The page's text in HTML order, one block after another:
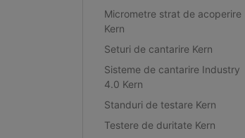
Micrometre strat de acoperire
Kern
Seturi de cantarire Kern
Sisteme de cantarire Industry
4.0 Kern
Standuri de testare Kern
Testere de duritate Kern